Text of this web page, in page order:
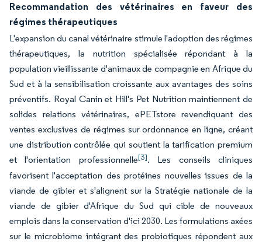
Recommandation des vétérinaires en faveur des
régimes thérapeutiques
L'expansion du canal vétérinaire stimule l'adoption des régimes
thérapeutiques, la nutrition spécialisée répondant à la
population vieillissante d'animaux de compagnie en Afrique du
Sud et à la sensibilisation croissante aux avantages des soins
préventifs. Royal Canin et Hill's Pet Nutrition maintiennent de
solides relations vétérinaires, ePETstore revendiquant des
ventes exclusives de régimes sur ordonnance en ligne, créant
une distribution contrôlée qui soutient la tarification premium
et l'orientation professionnelle[3]. Les conseils cliniques
favorisent l'acceptation des protéines nouvelles issues de la
viande de gibier et s'alignent sur la Stratégie nationale de la
viande de gibier d'Afrique du Sud qui cible de nouveaux
emplois dans la conservation d'ici 2030. Les formulations axées
sur le microbiome intégrant des probiotiques répondent aux